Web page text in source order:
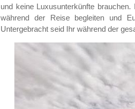
und keine Luxusunterkünfte
während der Reise begleiten und
Untergebracht seid Ihr während der